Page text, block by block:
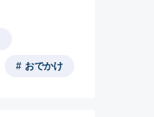
おでかけ